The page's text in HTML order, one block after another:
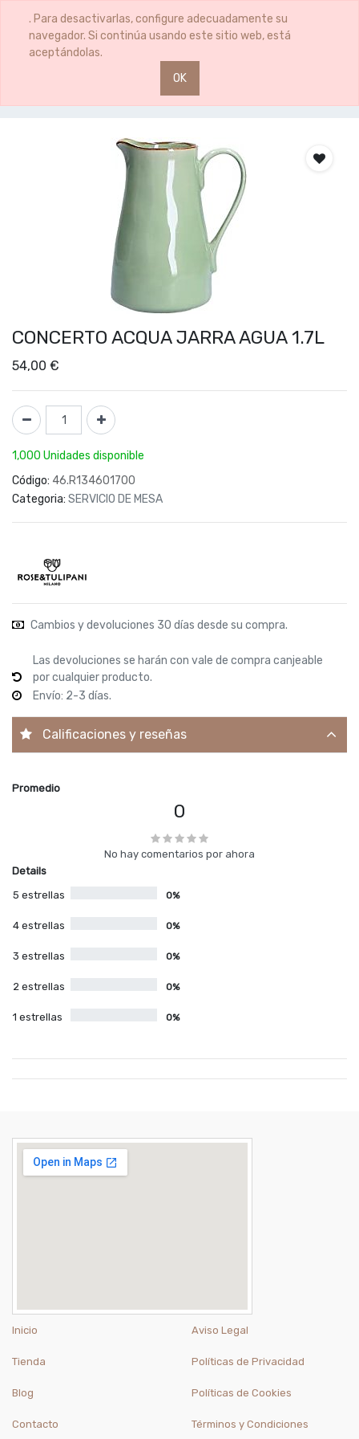
. Para desactivarlas, configure adecuadamente su
navegador. Si continúa usando este sitio web, está
aceptándolas.
OK
0 0
CONCERTO ACQUA JARRA AGUA 1.7L
CONCERTO ACQUA JARRA AGUA 1.7L
54,00 €
1,000 Unidades disponible
Código: 46.R134601700
Categoria: SERVICIO DE MESA
Cambios y devoluciones 30 días desde su compra.
Las devoluciones se harán con vale de compra canjeable
por cualquier producto.
Envío: 2-3 días.
Calificaciones y reseñas
Promedio
0
No hay comentarios por ahora
Details
5 estrellas
0%
4 estrellas 0%
3 estrellas 0%
2 estrellas 0%
1 estrellas 0%
Inicio
Tienda
Blog
Contacto
Aviso Legal
Políticas de Privacidad
Políticas de Cookies
Términos y Condiciones